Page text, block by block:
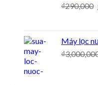
₫290,000
Máy lọc
₫